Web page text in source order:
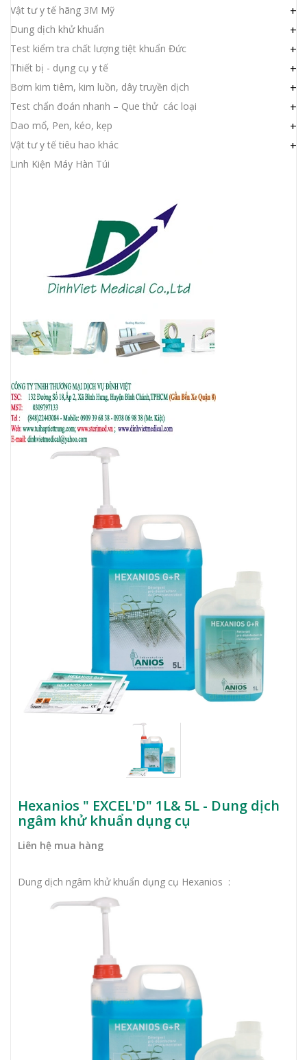
Vật tư y tế hãng 3M Mỹ +
Dung dịch khử khuẩn +
Test kiểm tra chất lượng tiệt khuẩn Đức +
Thiết bị - dụng cụ y tế +
Bơm kim tiêm, kim luồn, dây truyền dịch +
Test chẩn đoán nhanh – Que thử các loại +
Dao mổ, Pen, kéo, kẹp +
Vật tư y tế tiêu hao khác +
Linh Kiện Máy Hàn Túi
Hexanios " EXCEL'D" 1L& 5L - Dung dịch
ngâm khử khuẩn dụng cụ
Liên hệ mua hàng
Dung dịch ngâm khử khuẩn dụng cụ Hexanios :